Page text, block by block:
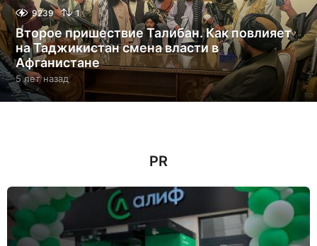
д
9239 1
Второе пришествие Талибан. Как повлияет
на Таджикистан смена власти в
Афганистане
5 лет назад5
л
е
д
PR